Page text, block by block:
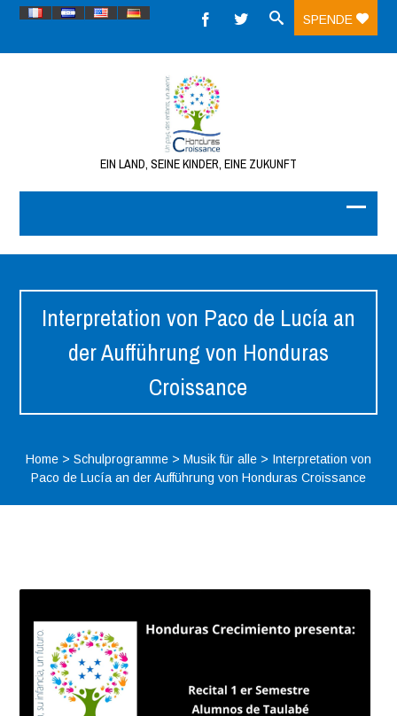
SPENDE
EIN LAND, SEINE KINDER, EINE ZUKUNFT
Interpretation von Paco de Lucía an
der Aufführung von Honduras
Croissance
Home> Schulprogramme> Musik für alle> Interpretation von
Paco de Lucía an der Aufführung von Honduras Croissance